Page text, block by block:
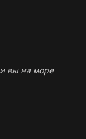
вы на море